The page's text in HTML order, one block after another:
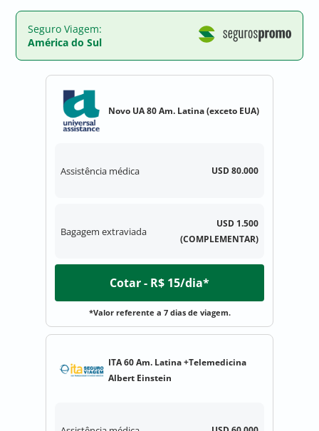
Seguro Viagem:
América do Sul
Novo UA 80 Am. Latina (exceto EUA)
Assistência médica USD 80.000
Bagagem extraviada
USD 1.500
(COMPLEMENTAR)
Cotar - R$ 15/dia*
*Valor referente a 7 dias de viagem.
ITA 60 Am. Latina +Telemedicina
Albert Einstein